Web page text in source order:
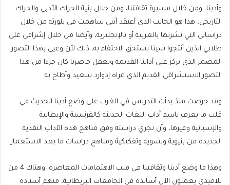
وأدبنا، ومن خلال مسيرة ثقافتنا، ومن خلال بنية الحراك الأدبي والحراك
التاريخي، هذا هو الجانب الذي أعتقد أنني ساهمت في بلورته من خلال
دراساتي التي نشرتها بالعربية أو بالإنجليزية، وأيضا من خلال إشرافي على
طلابي الذين أنتجوا شيئا يستحق الاحتفاء به، ذلك لأن وعيي بهذا التصور
المضمر الذي يركز على آدابنا القديمة ويغفل حاضرنا كان جزءا من هذا
التصور الاستشراقي القديم الذي عراه إدوارد سعيد وأطاح به.
وقد حرصت منذ بدأت التدريس في الغرب على وضع أدبنا الحديث في
قلب ما يعرف باسم آداب اللغات الحديثة كالفرنسية والإيطالية
والإسبانية وغيرها، وأن تجري دراسته وفق مناهج هذه الآداب النقدية
الجديدة من بنيوية ونسوية وتفكيكية ومناهج دراسات ما بعد الاستعمار.
وهذا ما وضع أدبنا وثقافتنا في قلب الاهتمامات المعاصرة. وهناك 4 من
تلاميذي يعملون الآن أساتذة في الجامعات البريطانية، منهم أستاذة